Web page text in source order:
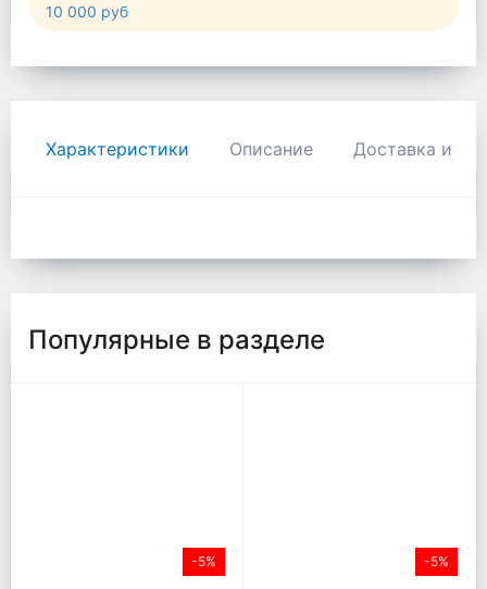
10 000 руб
Характеристики Описание Доставка и
Популярные в разделе
-5% -5%